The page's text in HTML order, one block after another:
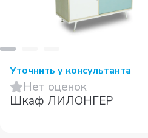
Уточнить у консультанта
Нет оценок
Шкаф ЛИЛОНГЕР